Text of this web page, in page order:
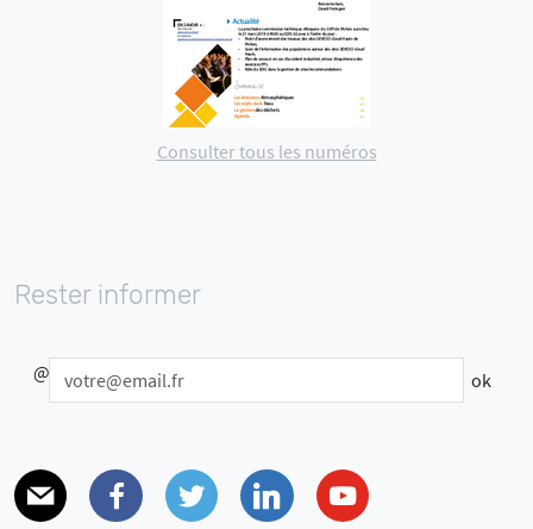
Consulter tous les numéros
Rester informer
@